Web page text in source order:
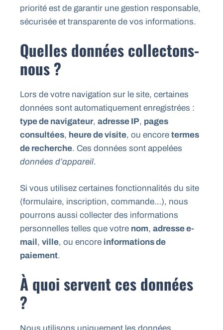
priorité est de garantir une gestion responsable,
sécurisée et transparente de vos informations.
Quelles données collectons-
nous ?
Lors de votre navigation sur le site, certaines
données sont automatiquement enregistrées :
type de navigateur, adresse IP, pages
consultées, heure de visite, ou encore termes
de recherche. Ces données sont appelées
données d’appareil.
Si vous utilisez certaines fonctionnalités du site
(formulaire, inscription, commande…), nous
pourrons aussi collecter des informations
personnelles telles que votre nom, adresse e-
mail, ville, ou encore informations de
paiement.
À quoi servent ces données
?